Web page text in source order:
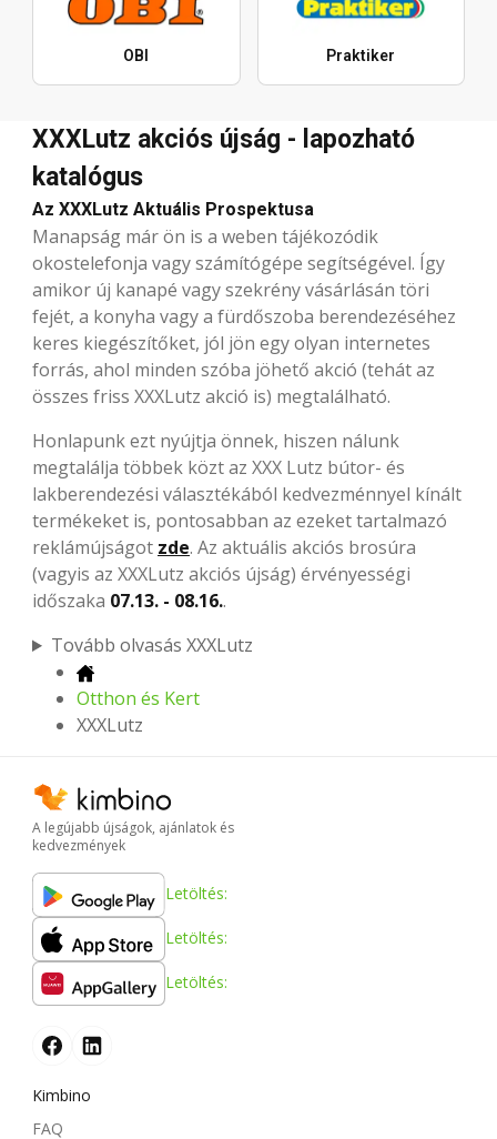
OBI Praktiker
XXXLutz akciós újság - lapozható
katalógus
Az XXXLutz Aktuális Prospektusa
Manapság már ön is a weben tájékozódik
okostelefonja vagy számítógépe segítségével. Így
amikor új kanapé vagy szekrény vásárlásán töri
fejét, a konyha vagy a fürdőszoba berendezéséhez
keres kiegészítőket, jól jön egy olyan internetes
forrás, ahol minden szóba jöhető akció (tehát az
összes friss XXXLutz akció is) megtalálható.
Honlapunk ezt nyújtja önnek, hiszen nálunk
megtalálja többek közt az XXX Lutz bútor- és
lakberendezési választékából kedvezménnyel kínált
termékeket is, pontosabban az ezeket tartalmazó
reklámújságot zde. Az aktuális akciós brosúra
(vagyis az XXXLutz akciós újság) érvényességi
időszaka 07.13. - 08.16..
Tovább olvasás XXXLutz
Otthon és Kert
XXXLutz
A legújabb újságok, ajánlatok és
kedvezmények
Letöltés:
Letöltés:
Letöltés:
Kimbino
FAQ